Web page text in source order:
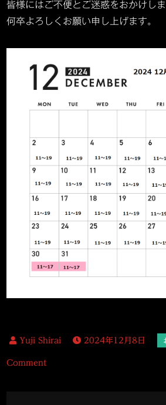
皆様にはご不便とご迷惑をおかけし
何卒よろしくお願い申し上げます。
2024年12月8日
Commenton